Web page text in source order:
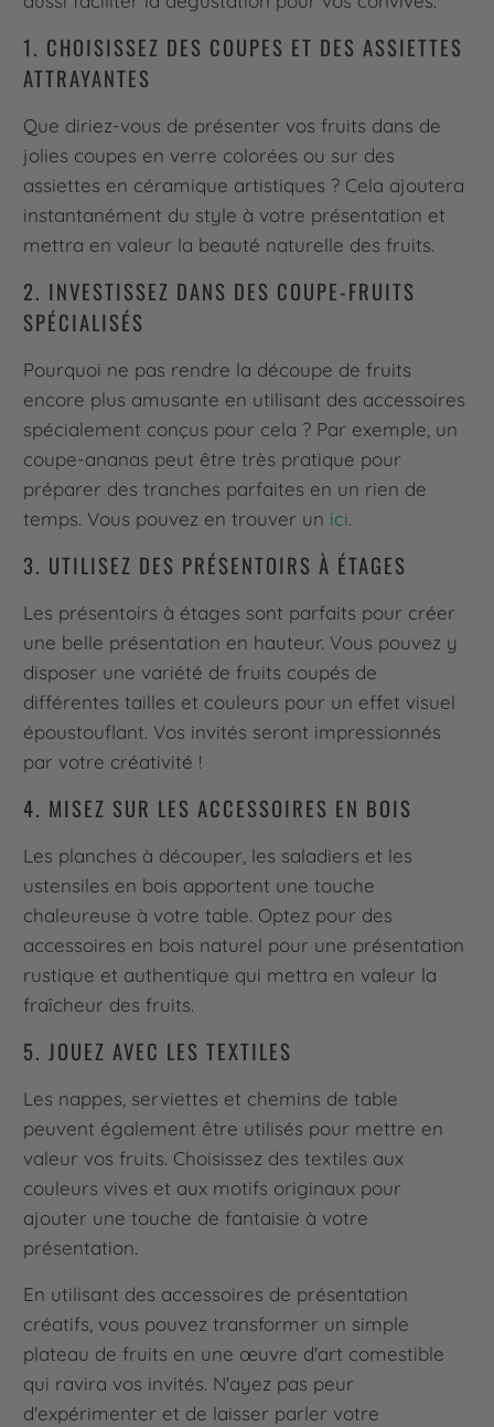
1. CHOISISSEZ DES COUPES ET DES ASSIETTES
ATTRAYANTES
Que diriez-vous de présenter vos fruits dans de
jolies coupes en verre colorées ou sur des
assiettes en céramique artistiques ? Cela ajoutera
instantanément du style à votre présentation et
mettra en valeur la beauté naturelle des fruits.
2. INVESTISSEZ DANS DES COUPE-FRUITS
SPÉCIALISÉS
Pourquoi ne pas rendre la découpe de fruits
encore plus amusante en utilisant des accessoires
spécialement conçus pour cela ? Par exemple, un
coupe-ananas peut être très pratique pour
préparer des tranches parfaites en un rien de
temps. Vous pouvez en trouver un ici.
3. UTILISEZ DES PRÉSENTOIRS À ÉTAGES
Les présentoirs à étages sont parfaits pour créer
une belle présentation en hauteur. Vous pouvez y
disposer une variété de fruits coupés de
différentes tailles et couleurs pour un effet visuel
époustouflant. Vos invités seront impressionnés
par votre créativité !
4. MISEZ SUR LES ACCESSOIRES EN BOIS
Les planches à découper, les saladiers et les
ustensiles en bois apportent une touche
chaleureuse à votre table. Optez pour des
accessoires en bois naturel pour une présentation
rustique et authentique qui mettra en valeur la
fraîcheur des fruits.
5. JOUEZ AVEC LES TEXTILES
Les nappes, serviettes et chemins de table
peuvent également être utilisés pour mettre en
valeur vos fruits. Choisissez des textiles aux
couleurs vives et aux motifs originaux pour
ajouter une touche de fantaisie à votre
présentation.
En utilisant des accessoires de présentation
créatifs, vous pouvez transformer un simple
plateau de fruits en une œuvre d'art comestible
qui ravira vos invités. N'ayez pas peur
d'expérimenter et de laisser parler votre